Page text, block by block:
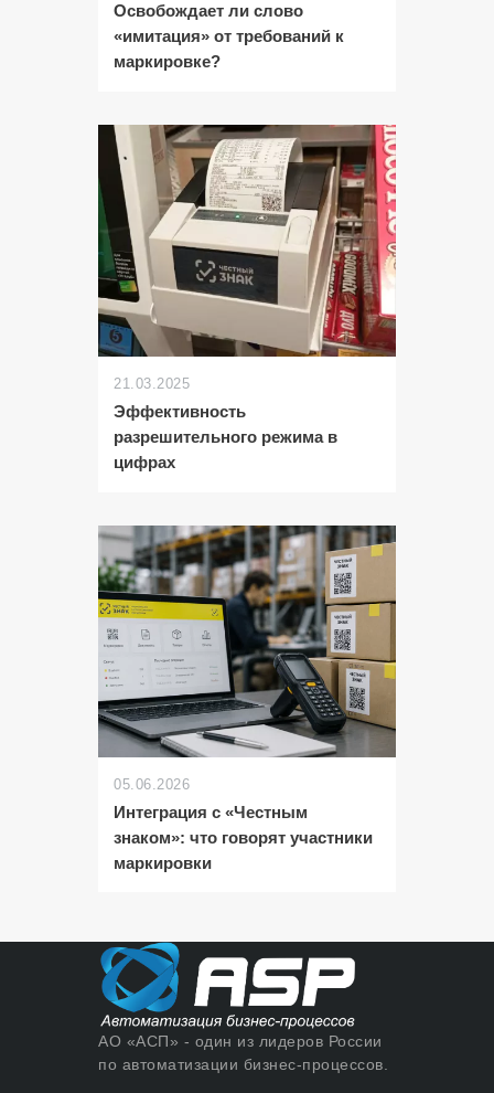
Освобождает ли слово
«имитация» от требований к
маркировке?
21.03.2025
Эффективность
разрешительного режима в
цифрах
05.06.2026
Интеграция с «Честным
знаком»: что говорят участники
маркировки
АО «АСП» - один из лидеров России
по автоматизации бизнес-процессов.